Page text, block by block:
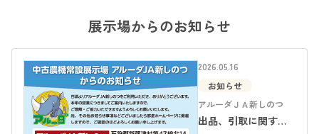
展示場からのお知らせ
2026.05.16
お知らせ
アルーダＪＡ新しのつ
出品、引取に関する